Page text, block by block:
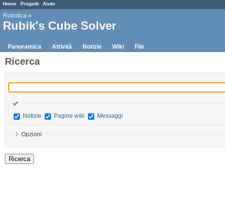
Home Progetti Aiuto
Robotica »
Rubik's Cube Solver
Panoramica Attività Notizie Wiki File
Ricerca
Notizie Pagine wiki Messaggi
Opzioni